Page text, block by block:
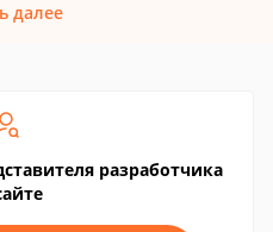
далее
разработчика